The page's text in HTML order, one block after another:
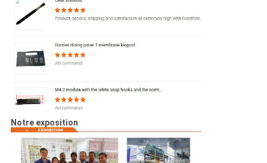
Notre exposition